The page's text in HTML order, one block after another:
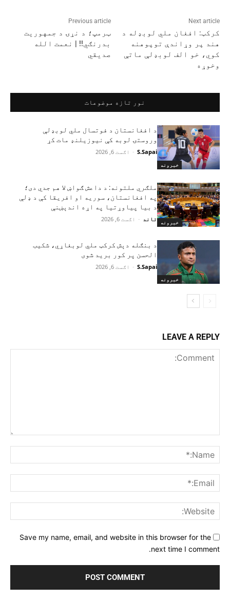
Previous article
ټرمپ؛ د نړۍ د جمهوريت
بدرنګي!! | نعمت الله
صدیقي
Next article
کرکټ: افغان ملي لوبډله د
هند پر وړاندې توپوهنه
کوي، خو الف لوبډلې ماتې
وخوړه
نور تازه موضوعات
خبرونه
د افغانستان د فوتسال ملي لوبډلې
وروستۍ لوبه کې نیوزیلنډ مات کړ
S.Sapai
- اګست 6, 2026
خبرونه
ملګري ملتونه: د داعش ګواښ لا هم جدي دی؛
په افغانستان، سوریه او افریقا کې د ډلې
د بیا پیاوړتیا په اړه اندېښنې
تاند - اګست 6, 2026
خبرونه
د بنګله دېش کرکټ ملي لوبغاړي، شکیب
الحسن پر کور برید شوی
S.Sapai
- اګست 6, 2026
LEAVE A REPLY
Save my name, email, and website in this browser for the
next time I comment.